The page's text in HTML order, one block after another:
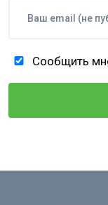
Сообщить